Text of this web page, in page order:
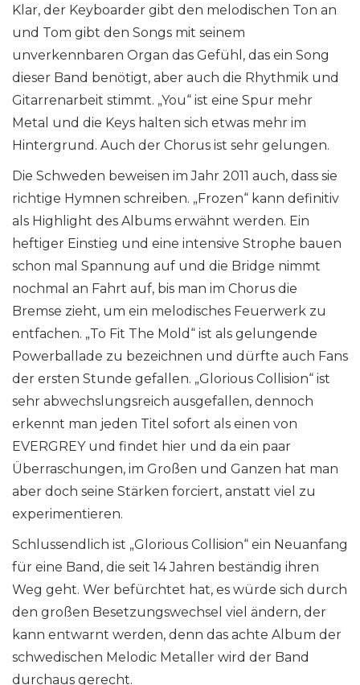
Klar, der Keyboarder gibt den melodischen Ton an
und Tom gibt den Songs mit seinem
unverkennbaren Organ das Gefühl, das ein Song
dieser Band benötigt, aber auch die Rhythmik und
Gitarrenarbeit stimmt. „You“ ist eine Spur mehr
Metal und die Keys halten sich etwas mehr im
Hintergrund. Auch der Chorus ist sehr gelungen.
Die Schweden beweisen im Jahr 2011 auch, dass sie
richtige Hymnen schreiben. „Frozen“ kann definitiv
als Highlight des Albums erwähnt werden. Ein
heftiger Einstieg und eine intensive Strophe bauen
schon mal Spannung auf und die Bridge nimmt
nochmal an Fahrt auf, bis man im Chorus die
Bremse zieht, um ein melodisches Feuerwerk zu
entfachen. „To Fit The Mold“ ist als gelungende
Powerballade zu bezeichnen und dürfte auch Fans
der ersten Stunde gefallen. „Glorious Collision“ ist
sehr abwechslungsreich ausgefallen, dennoch
erkennt man jeden Titel sofort als einen von
EVERGREY und findet hier und da ein paar
Überraschungen, im Großen und Ganzen hat man
aber doch seine Stärken forciert, anstatt viel zu
experimentieren.
Schlussendlich ist „Glorious Collision“ ein Neuanfang
für eine Band, die seit 14 Jahren beständig ihren
Weg geht. Wer befürchtet hat, es würde sich durch
den großen Besetzungswechsel viel ändern, der
kann entwarnt werden, denn das achte Album der
schwedischen Melodic Metaller wird der Band
durchaus gerecht.